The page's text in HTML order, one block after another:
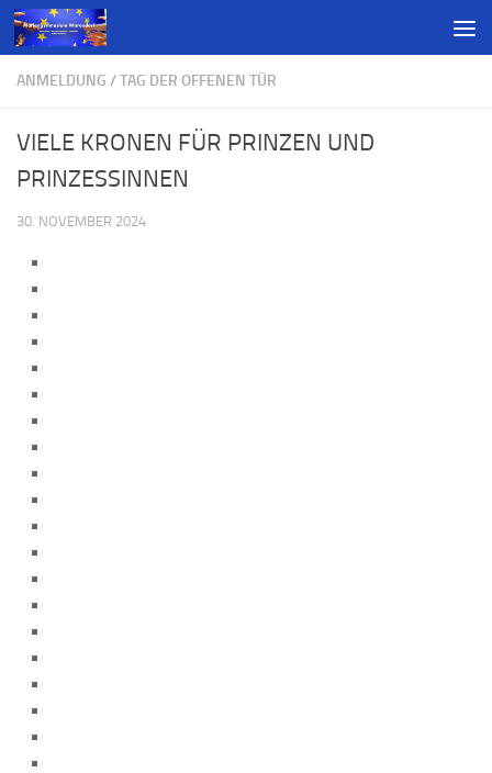
ANMELDUNG /TAG DER OFFENEN TÜR
VIELE KRONEN FÜR PRINZEN UND
PRINZESSINNEN
30. NOVEMBER 2024